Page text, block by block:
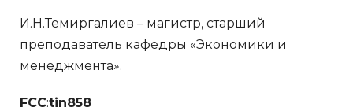
И.Н.Темиргалиев – магистр, старший
преподаватель кафедры «Экономики и
менеджмента».
FCC:tin858